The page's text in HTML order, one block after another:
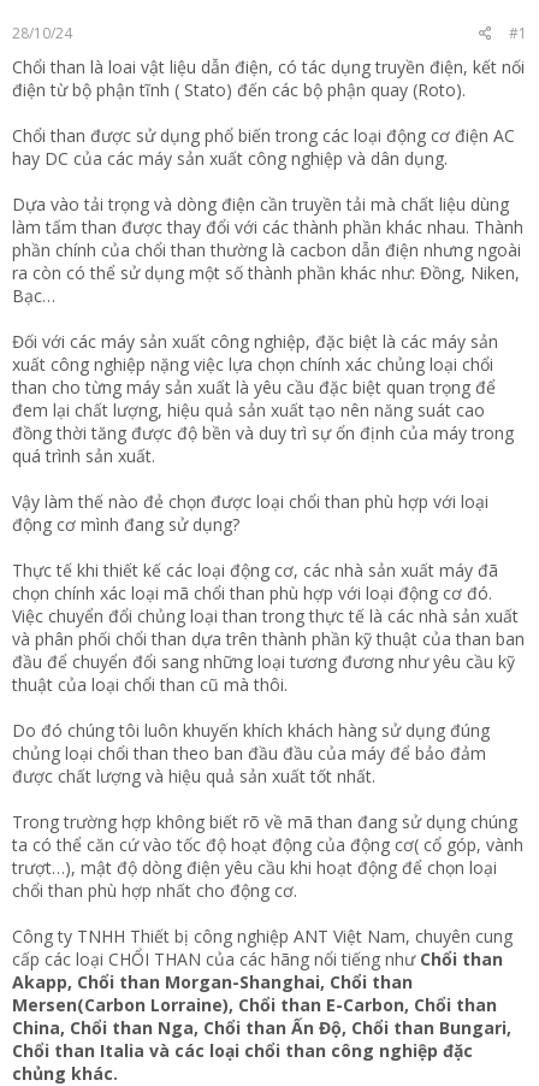
28/10/24 #1
Chổi than là loai vật liệu dẫn điện, có tác dụng truyền điện, kết nối
điện từ bộ phận tĩnh ( Stato) đến các bộ phận quay (Roto).
Chổi than được sử dụng phổ biến trong các loại động cơ điện AC
hay DC của các máy sản xuất công nghiệp và dân dụng.
Dựa vào tải trọng và dòng điện cần truyền tải mà chất liệu dùng
làm tấm than được thay đổi với các thành phần khác nhau. Thành
phần chính của chổi than thường là cacbon dẫn điện nhưng ngoài
ra còn có thể sử dụng một số thành phần khác như: Đồng, Niken,
Bạc…
Đối với các máy sản xuất công nghiệp, đặc biệt là các máy sản
xuất công nghiệp nặng việc lựa chọn chính xác chủng loại chổi
than cho từng máy sản xuất là yêu cầu đặc biệt quan trọng để
đem lại chất lượng, hiệu quả sản xuất tạo nên năng suát cao
đồng thời tăng được độ bền và duy trì sự ổn định của máy trong
quá trình sản xuất.
Vậy làm thế nào đẻ chọn được loại chổi than phù hợp với loại
động cơ mình đang sử dụng?
Thực tế khi thiết kế các loại động cơ, các nhà sản xuất máy đã
chọn chính xác loại mã chổi than phù hợp với loại động cơ đó.
Việc chuyển đổi chủng loại than trong thực tế là các nhà sản xuất
và phân phối chổi than dựa trên thành phần kỹ thuật của than ban
đầu để chuyển đổi sang những loại tương đương như yêu cầu kỹ
thuật của loại chổi than cũ mà thôi.
Do đó chúng tôi luôn khuyến khích khách hàng sử dụng đúng
chủng loại chổi than theo ban đầu đầu của máy để bảo đảm
được chất lượng và hiệu quả sản xuất tốt nhất.
Trong trường hợp không biết rõ về mã than đang sử dụng chúng
ta có thể căn cứ vào tốc độ hoạt động của động cơ( cổ góp, vành
trượt…), mật độ dòng điện yêu cầu khi hoạt động để chọn loại
chổi than phù hợp nhất cho động cơ.
Công ty TNHH Thiết bị công nghiệp ANT Việt Nam, chuyên cung
cấp các loại CHỔI THAN của các hãng nổi tiếng như Chổi than
Akapp, Chổi than Morgan-Shanghai, Chổi than
Mersen(Carbon Lorraine), Chổi than E-Carbon, Chổi than
China, Chổi than Nga, Chổi than Ấn Độ, Chổi than Bungari,
Chổi than Italia và các loại chổi than công nghiệp đặc
chủng khác.